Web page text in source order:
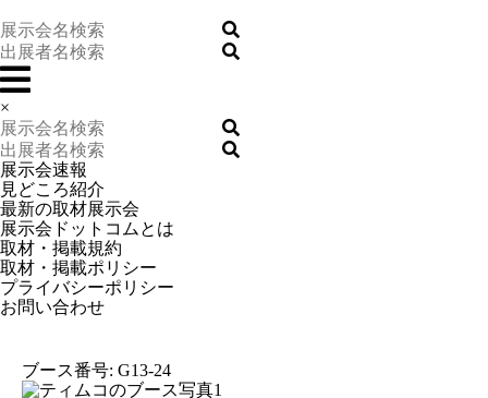
×
展示会速報
見どころ紹介
最新の取材展示会
展示会ドットコムとは
取材・掲載規約
取材・掲載ポリシー
プライバシーポリシー
お問い合わせ
ブース番号: G13-24